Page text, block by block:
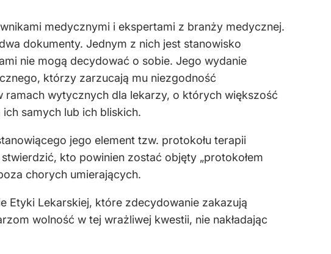
medycznymi i ekspertami z branży medycznej.
dokumenty. Jednym z nich jest stanowisko
nie mogą decydować o sobie. Jego wydanie
którzy zarzucają mu niezgodność
wytycznych dla lekarzy, o których większość
samych lub ich bliskich.
jego element tzw. protokołu terapii
kto powinien zostać objęty „protokołem
chorych umierających.
Etyki Lekarskiej, które zdecydowanie zakazują
wolność w tej wrażliwej kwestii, nie nakładając